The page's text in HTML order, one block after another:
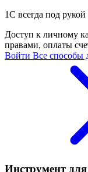
1С всегда под рукой
Доступ к личному
правами, оплаты
Войти Все способы
Инструмент